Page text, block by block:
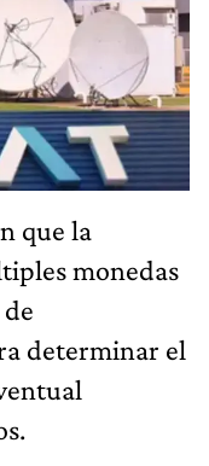
que la
monedas
determinar el